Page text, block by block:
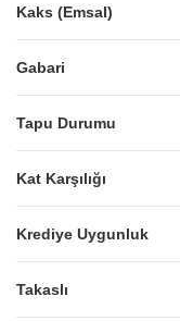
Kaks (Emsal)
Gabari
Tapu Durumu
Kat Karşılığı
Krediye Uygunluk
Takaslı